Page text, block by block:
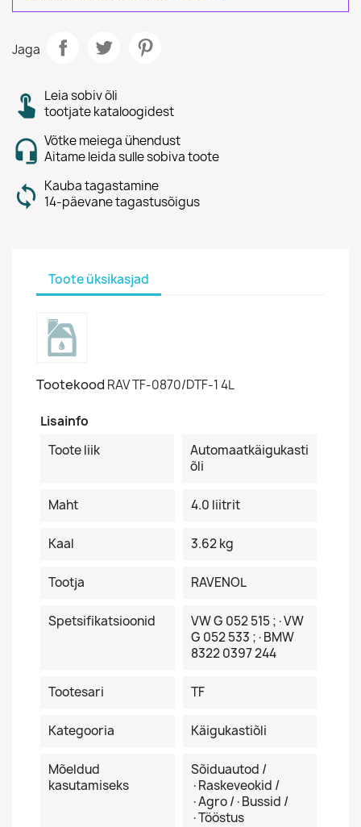
Jaga
Leia sobiv õli
tootjate kataloogidest
Võtke meiega ühendust
Aitame leida sulle sobiva toote
Kauba tagastamine
14-päevane tagastusõigus
Toote üksikasjad
Tootekood RAV TF-0870/DTF-1 4L
Lisainfo
Toote liik
Automaatkäigukasti
õli
Maht 4.0 liitrit
Kaal 3.62 kg
Tootja RAVENOL
Spetsifikatsioonid
VW G 052 515 ;·VW
G 052 533 ;·BMW
8322 0397 244
Tootesari TF
Kategooria Käigukastiõli
Mõeldud
kasutamiseks
Sõiduautod /
·Raskeveokid /
·Agro /·Bussid /
·Tööstus